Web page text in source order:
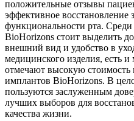
положительные отзывы
эффективное восстановление
функциональности рта.
BioHorizons стоит выделить
внешний вид и удобство в
медицинского изделия, есть
отмечают высокую стоимость
имплантов BioHorizons. В
пользуются заслуженным
лучших выборов для
качества жизни.